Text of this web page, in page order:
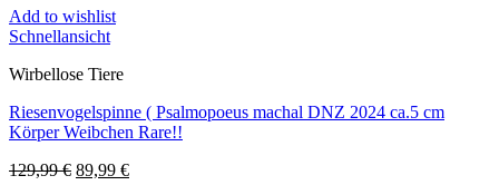
Add to wishlist
Schnellansicht
Wirbellose Tiere
Riesenvogelspinne ( Psalmopoeus machal DNZ 2024 ca.5 cm
Körper Weibchen Rare!!
129,99€ Ursprünglicher
89,99 €Aktueller